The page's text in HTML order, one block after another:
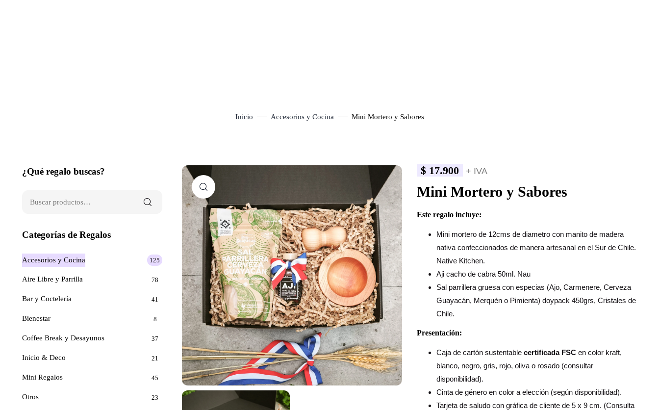
Inicio Accesorios y Cocina Mini Mortero y Sabores
$ 17.900 + IVA
Mini Mortero y Sabores
Este regalo incluye:
Mini mortero de 12cms de diametro con manito de madera
nativa confeccionados de manera artesanal en el Sur de Chile.
Native Kitchen.
Aji cacho de cabra 50ml. Nau
Sal parrillera gruesa con especias (Ajo, Carmenere, Cerveza
Guayacán, Merquén o Pimienta) doypack 450grs, Cristales de
Chile.
Presentación:
Caja de cartón sustentable certificada FSC en color kraft,
blanco, negro, gris, rojo, oliva o rosado (consultar
disponibilidad).
Cinta de género en color a elección (según disponibilidad).
Tarjeta de saludo con gráfica de cliente de 5 x 9 cm. (Consulta
¿Qué regalo buscas?
Categorías de Regalos
Accesorios y Cocina 125
Aire Libre y Parrilla 78
Bar y Coctelería 41
Bienestar 8
Coffee Break y Desayunos 37
Inicio & Deco 21
Mini Regalos 45
Otros 23